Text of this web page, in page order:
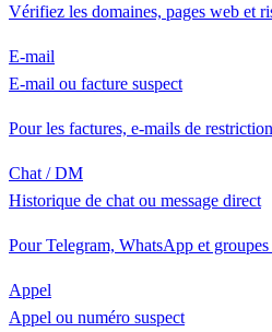
Vérifiez les domaines, pages web et
E-mail
E-mail ou facture suspect
Pour les factures, e-mails de
Chat / DM
Historique de chat ou message direct
Pour Telegram, WhatsApp et groupes
Appel
Appel ou numéro suspect